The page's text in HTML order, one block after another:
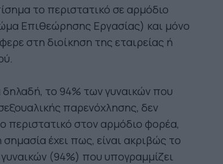
το περιστατικό σε αρμόδιο
Επιθεώρησης Εργασίας) και μόνο
στη διοίκηση της εταιρείας ή
δηλαδή, το 94% των γυναικών που
παρενόχλησης, δεν
περιστατικό στον αρμόδιο φορέα,
σημασία έχει πως, είναι ακριβώς το
(94%) που υπογραμμίζει